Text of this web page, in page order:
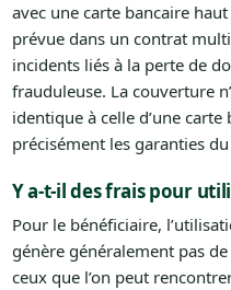
avec une carte bancaire
prévue dans un contrat
incidents liés à la perte de
frauduleuse. La couverture
identique à celle d’une
précisément les garanties
Y a-t-il des frais pour
Pour le bénéficiaire,
génère généralement pas
ceux que l’on peut